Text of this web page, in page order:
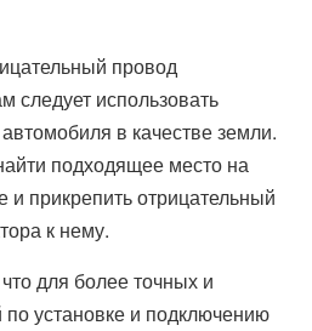
провод
следует использовать
в качестве земли.
подходящее место на
и прикрепить отрицательный
к нему.
для более точных и
установке и подключению